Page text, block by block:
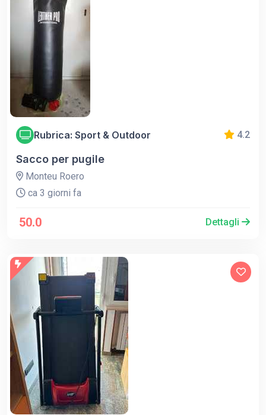
Rubrica: Sport & Outdoor 4.2
Sacco per pugile
Monteu Roero
ca 3 giorni fa
50.0 Dettagli